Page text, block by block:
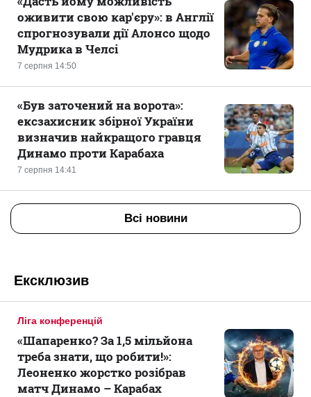
7 серпня 14:50
оживити свою кар'єру»: в Англії
спрогнозували дії Алонсо щодо
Мудрика в Челсі
7 серпня 14:41
«Був заточений на ворота»:
ексзахисник збірної України
визначив найкращого гравця
Динамо проти Карабаха
Всі новини
Ексклюзив
Ліга конференцій
«Шапаренко? За 1,5 мільйона
треба знати, що робити!»:
Леоненко жорстко розібрав
матч Динамо – Карабах